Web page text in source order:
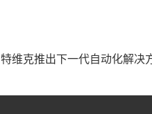
维克推出下一代自动化解